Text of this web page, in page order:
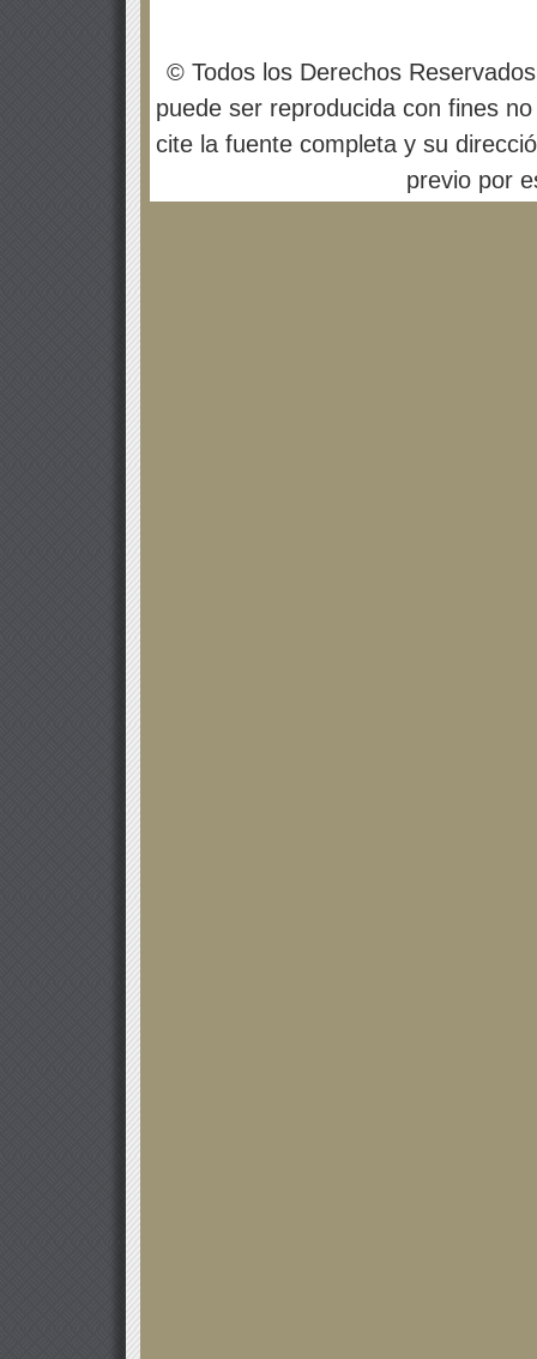
© Todos los Derechos
puede ser reproducida con fines
cite la fuente completa y su
previo por